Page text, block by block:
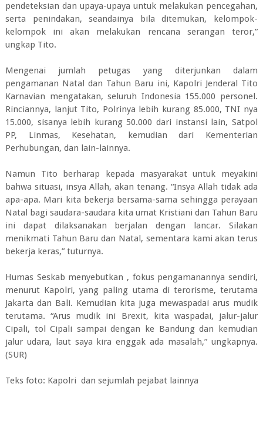
pendeteksian dan upaya-upaya untuk melakukan pencegahan,
serta penindakan, seandainya bila ditemukan, kelompok-
kelompok ini akan melakukan rencana serangan teror,”
ungkap Tito.
Mengenai jumlah petugas yang diterjunkan dalam
pengamanan Natal dan Tahun Baru ini, Kapolri Jenderal Tito
Karnavian mengatakan, seluruh Indonesia 155.000 personel.
Rinciannya, lanjut Tito, Polrinya lebih kurang 85.000, TNI nya
15.000, sisanya lebih kurang 50.000 dari instansi lain, Satpol
PP, Linmas, Kesehatan, kemudian dari Kementerian
Perhubungan, dan lain-lainnya.
Namun Tito berharap kepada masyarakat untuk meyakini
bahwa situasi, insya Allah, akan tenang. “Insya Allah tidak ada
apa-apa. Mari kita bekerja bersama-sama sehingga perayaan
Natal bagi saudara-saudara kita umat Kristiani dan Tahun Baru
ini dapat dilaksanakan berjalan dengan lancar. Silakan
menikmati Tahun Baru dan Natal, sementara kami akan terus
bekerja keras,” tuturnya.
Humas Seskab menyebutkan , fokus pengamanannya sendiri,
menurut Kapolri, yang paling utama di terorisme, terutama
Jakarta dan Bali. Kemudian kita juga mewaspadai arus mudik
terutama. “Arus mudik ini Brexit, kita waspadai, jalur-jalur
Cipali, tol Cipali sampai dengan ke Bandung dan kemudian
jalur udara, laut saya kira enggak ada masalah,” ungkapnya.
(SUR)
Teks foto: Kapolri dan sejumlah pejabat lainnya